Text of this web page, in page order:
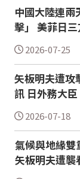
中國大陸連兩
擊」 美菲日三方對話深化海事和安全關係 菲
外長：須繼續與日
8月首納演習
2026-07-25
矢板明夫遭
訊 日外務大臣：密切關注相關動向 臺灣無人
機產業正全力
紐發展
2026-07-18
氣候與地緣雙
矢板明夫遭襲
與美前官員